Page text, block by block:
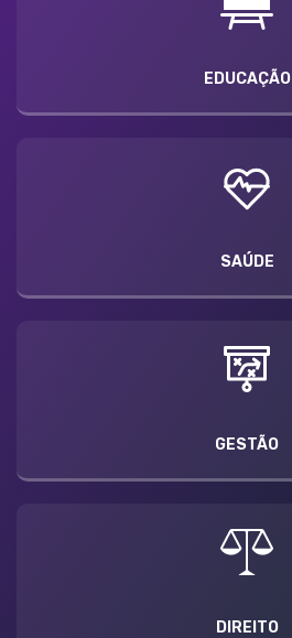
EDUCAÇÃO
SAÚDE
GESTÃO
DIREITO